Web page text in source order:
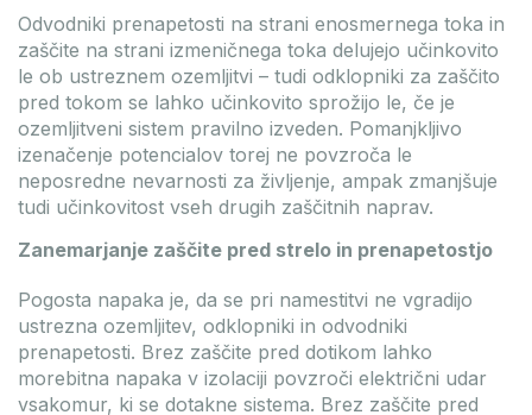
Odvodniki prenapetosti na strani enosmernega toka in
zaščite na strani izmeničnega toka delujejo učinkovito
le ob ustreznem ozemljitvi – tudi odklopniki za zaščito
pred tokom se lahko učinkovito sprožijo le, če je
ozemljitveni sistem pravilno izveden. Pomanjkljivo
izenačenje potencialov torej ne povzroča le
neposredne nevarnosti za življenje, ampak zmanjšuje
tudi učinkovitost vseh drugih zaščitnih naprav.
Zanemarjanje zaščite pred strelo in prenapetostjo
Pogosta napaka je, da se pri namestitvi ne vgradijo
ustrezna ozemljitev, odklopniki in odvodniki
prenapetosti. Brez zaščite pred dotikom lahko
morebitna napaka v izolaciji povzroči električni udar
vsakomur, ki se dotakne sistema. Brez zaščite pred